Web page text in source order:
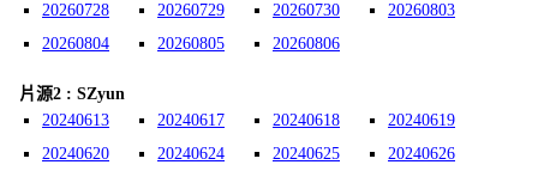
20260728
20260729 20260730
20260803
20260804
20260805 20260806
片源2 : SZyun
20240613
20240617 20240618
20240619
20240620
20240624 20240625
20240626